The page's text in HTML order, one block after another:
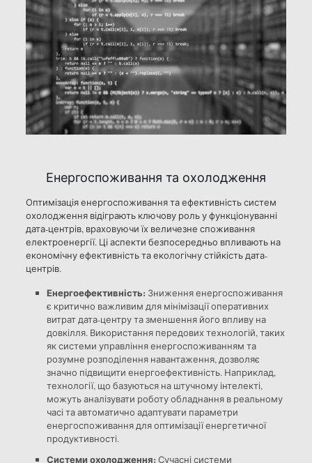
Енергоспоживання та охолодження
Оптимізація енергоспоживання та ефективність систем
охолодження відіграють ключову роль у функціонуванні
дата-центрів, враховуючи їх величезне споживання
електроенергії. Ці аспекти безпосередньо впливають на
економічну ефективність та екологічну стійкість дата-
центрів.
Енергоефективність: Зниження енергоспоживання
є критично важливим для мінімізації оперативних
витрат дата-центру та зменшення його впливу на
довкілля. Використання передових технологій, таких
як системи управління енергоспоживанням та
розумне розподілення навантаження, дозволяє
значно підвищити енергоефективність. Наприклад,
технології, що базуються на штучному інтелекті,
можуть аналізувати роботу обладнання в реальному
часі та автоматично адаптувати параметри
енергоспоживання для оптимізації енергетичної
продуктивності.
Системи охолодження: Сучасні системи